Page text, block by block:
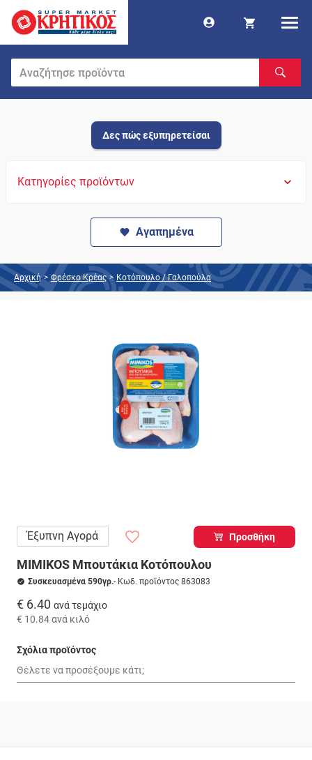
Δες πώς εξυπηρετείσαι
Κατηγορίες προϊόντων
Αγαπημένα
Αρχική > Φρέσκο Κρέας > Κοτόπουλο / Γαλοπούλα
Έξυπνη Αγορά Προσθήκη
MIMIKOS Μπουτάκια Κοτόπουλου
Συσκευασμένα 590γρ.- Κωδ. προϊόντος 863083
€ 6.40 ανά τεμάχιο
€ 10.84ανά κιλό
Σχόλια προϊόντος